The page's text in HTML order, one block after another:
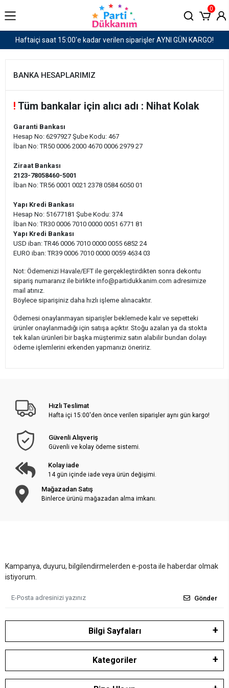
Haftaiçi saat 15:00'e kadar verilen siparişler AYNI GÜN KARGO!
0
BANKA HESAPLARIMIZ
! Tüm bankalar için alıcı adı : Nihat Kolak
Garanti Bankası
Hesap No: 6297927 Şube Kodu: 467
İban No: TR50 0006 2000 4670 0006 2979 27
Ziraat Bankası
2123-78058460-5001
İban No:TR56 0001 0021 2378 0584 6050 01
Yapı Kredi Bankası
Hesap No: 51677181 Şube Kodu: 374
İban No: TR30 0006 7010 0000 0051 6771 81
Yapı Kredi Bankası
USD iban: TR46 0006 7010 0000 0055 6852 24
EURO iban: TR39 0006 7010 0000 0059 4634 03
Not: Ödemenizi Havale/EFT ile gerçekleştirdikten sonra dekontu
sipariş numaranız ile birlikte info@partidukkanim.com adresimize
mail atınız.
Böylece siparişiniz daha hızlı işleme alınacaktır.
Ödemesi onaylanmayan siparişler beklemede kalır ve sepetteki
ürünler onaylanmadığı için satışa açıktır. Stoğu azalan ya da stokta
tek kalan ürünleri bir başka müşterimiz satın alabilir bundan dolayı
ödeme işlemlerini erkenden yapmanızı öneririz.
Hızlı Teslimat
Hafta içi 15:00'den önce verilen siparişler aynı gün kargo!
Güvenli Alışveriş
Güvenli ve kolay ödeme sistemi.
Kolay iade
14 gün içinde iade veya ürün değişimi.
Mağazadan Satış
Binlerce ürünü mağazadan alma imkanı.
Kampanya, duyuru, bilgilendirmelerden e-posta ile haberdar olmak
istiyorum.
Gönder
Bilgi Sayfaları
Kategoriler